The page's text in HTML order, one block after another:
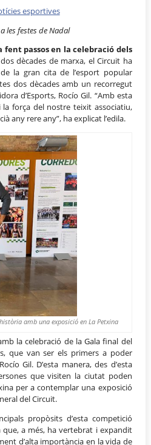
esportives
les festes de Nadal
passos en la celebració dels
dècades de marxa, el Circuit ha
la gran cita de l’esport popular
dos dècades amb un recorregut
d’Esports, Rocío Gil. “Amb esta
la força del nostre teixit associatiu,
any rere any”, ha explicat l’edila.
amb una exposició en La Petxina
la celebració de la Gala final del
que van ser els primers a poder
Gil. D’esta manera, des d’esta
que visiten la ciutat poden
per a contemplar una exposició
del Circuit.
propòsits d’esta competició
a més, ha vertebrat i expandit
d’alta importància en la vida de